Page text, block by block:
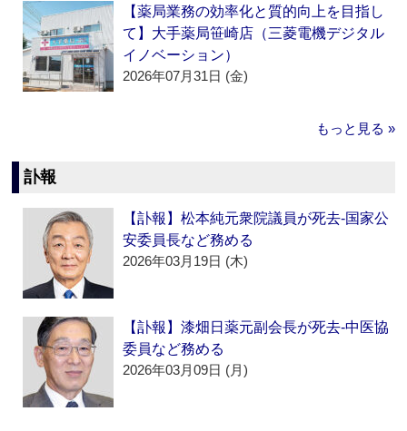
【薬局業務の効率化と質的向上を目指し
て】大手薬局笹崎店（三菱電機デジタル
イノベーション）
2026年07月31日 (金)
もっと見る »
訃報
【訃報】松本純元衆院議員が死去‐国家公
安委員長など務める
2026年03月19日 (木)
【訃報】漆畑日薬元副会長が死去‐中医協
委員など務める
2026年03月09日 (月)